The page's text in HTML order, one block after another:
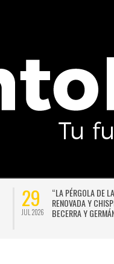
29
JUL 2026
“LA PÉRGOLA DE
RENOVADA Y
BECERRA Y